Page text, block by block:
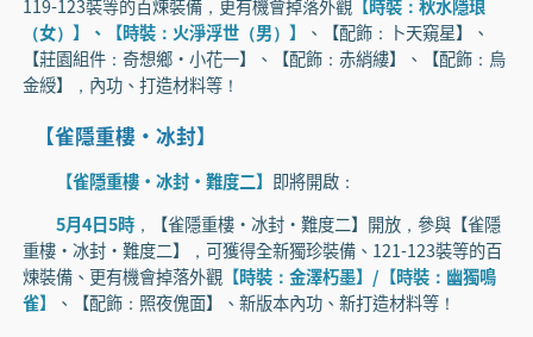
119-123裝等的百煉裝備，更有機會掉落外觀【時裝：秋水隱琅
（女）】、【時裝：火淨浮世（男）】
、【配飾：卜天窺星】、
【莊園組件：奇想鄉·小花一】、【配飾：赤綃縷】、【配飾：烏
金綬】，內功、打造材料等！
【雀隱重樓·冰封】
【雀隱重樓·冰封·難度二】 即將開啟：
5月4日5時，【雀隱重樓·冰封·難度二】開放，參與【雀隱
重樓·冰封·難度二】，可獲得全新獨珍裝備、121-123裝等的百
煉裝備、更有機會掉落外觀【時裝：金澤朽墨】/【時裝：幽獨鳴
雀】
、【配飾：照夜傀面】、新版本內功、新打造材料等！